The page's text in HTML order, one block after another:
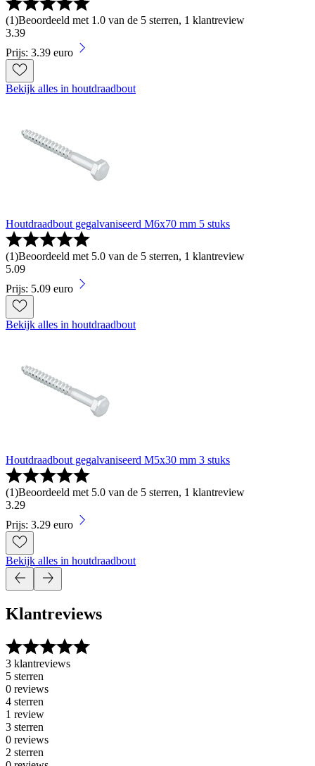
(1)Beoordeeld met 1.0 van de 5 sterren, 1 klantreview
3.39
Prijs: 3.39 euro
Bekijk alles in houtdraadbout
Houtdraadbout gegalvaniseerd M6x70 mm 5 stuks
(1)Beoordeeld met 5.0 van de 5 sterren, 1 klantreview
5.09
Prijs: 5.09 euro
Bekijk alles in houtdraadbout
Houtdraadbout gegalvaniseerd M5x30 mm 3 stuks
(1)Beoordeeld met 5.0 van de 5 sterren, 1 klantreview
3.29
Prijs: 3.29 euro
Bekijk alles in houtdraadbout
Klantreviews
3 klantreviews
5 sterren
0 reviews
4 sterren
1 review
3 sterren
0 reviews
2 sterren